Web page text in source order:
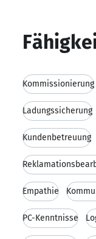
Kommissionierung
Ladungssicherung
Kundenbetreuung
Empathie
PC-Kenntnisse